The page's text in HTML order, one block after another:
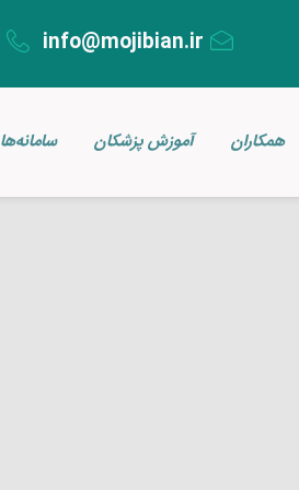
info@mojibian.ir
همکاران آموزش پزشکان سامانه‌ها